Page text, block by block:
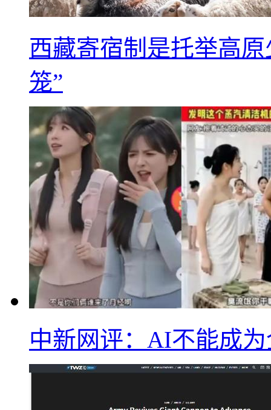
西藏寄宿制是托举高
笼”
中新网评：AI不能成